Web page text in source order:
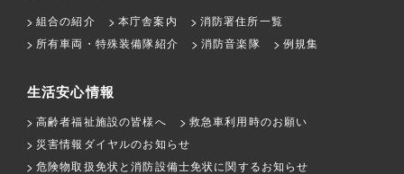
組合の紹介 本庁舎案内
消防署住所一覧
所有車両・特殊装備隊紹介
消防音楽隊 例規集
生活安心情報
高齢者福祉施設の皆様へ
救急車利用時のお願い
災害情報ダイヤルのお知らせ
危険物取扱免状と消防設備士免状に関するお知らせ